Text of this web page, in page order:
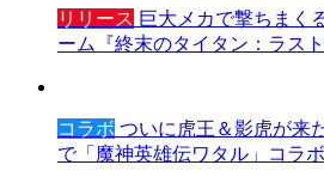
リリース 巨大メカで撃ちまく
ーム『終末のタイタン：ラス
コラボ ついに虎王＆影虎が来
で「魔神英雄伝ワタル」コラ